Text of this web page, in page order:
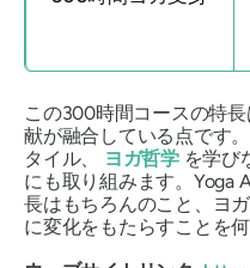
この300時間コースの特
献が融合している点です
タイル、
ヨガ哲学を学び
にも取り組みます。Yoga
長はもちろんのこと、ヨ
に変化をもたらすことを